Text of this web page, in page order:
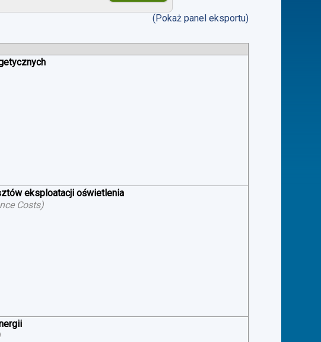
(Pokaż panel eksportu)
eksploatacji oświetlenia
Costs)